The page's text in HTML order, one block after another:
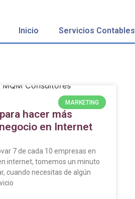
Inicio Servicios Contables
MARKETING
hacer más
en Internet
7 de cada 10 empresas en
internet, tomemos un minuto
cuando necesitas de algún